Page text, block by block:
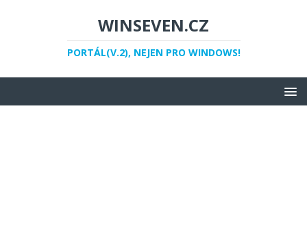
WINSEVEN.CZ
PORTÁL(V.2), NEJEN PRO WINDOWS!